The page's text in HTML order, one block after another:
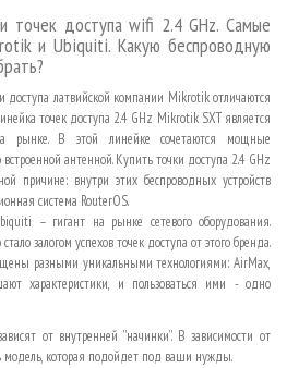
точек доступа wifi 2.4 GHz. Самые
и Ubiquiti. Какую беспроводную
доступа латвийской компании Mikrotik отличаются
точек доступа 2.4 GHz Mikrotik SXT является
В этой линейке сочетаются мощные
антенной. Купить точки доступа 2.4 GHz
причине: внутри этих беспроводных устройств
система RouterOS.
– гигант на рынке сетевого оборудования.
залогом успехов точек доступа от этого бренда.
разными уникальными технологиями: AirMax,
характеристики, и пользоваться ими - одно
от внутренней ”начинки”. В зависимости от
модель, которая подойдет под ваши нужды.